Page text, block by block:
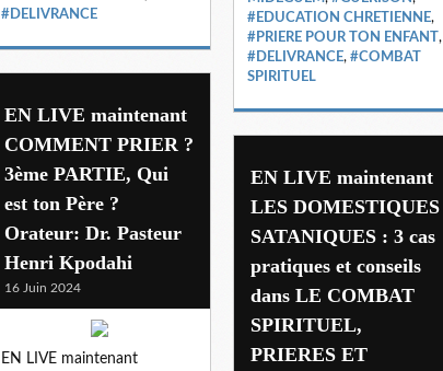
#DELIVRANCE
#EDUCATION CHRETIENNE,
#PRIERE POUR TON ENFANT,
#DELIVRANCE, #COMBAT
SPIRITUEL
EN LIVE maintenant
COMMENT PRIER ?
3ème PARTIE, Qui
est ton Père ?
Orateur: Dr. Pasteur
Henri Kpodahi
16 Juin 2024
EN LIVE maintenant
EN LIVE maintenant
LES DOMESTIQUES
SATANIQUES : 3 cas
pratiques et conseils
dans LE COMBAT
SPIRITUEL,
PRIERES ET